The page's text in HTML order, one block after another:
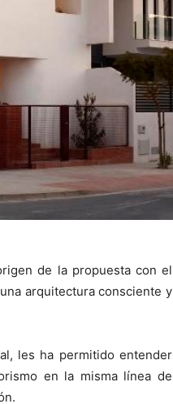
de la propuesta con el
arquitectura consciente y
les ha permitido entender
en la misma línea de